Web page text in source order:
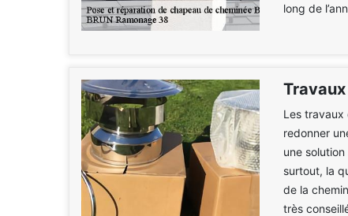
long de
Les travaux
redonner
une
surtout, la
de la
très